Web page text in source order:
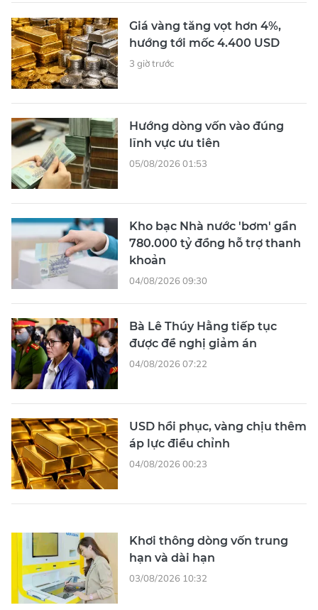
Giá vàng tăng vọt hơn 4%,
hướng tới mốc 4.400 USD
3 giờ trước
Hướng dòng vốn vào đúng
lĩnh vực ưu tiên
05/08/2026 01:53
Kho bạc Nhà nước 'bơm' gần
780.000 tỷ đồng hỗ trợ thanh
khoản
04/08/2026 09:30
Bà Lê Thúy Hằng tiếp tục
được đề nghị giảm án
04/08/2026 07:22
USD hồi phục, vàng chịu thêm
áp lực điều chỉnh
04/08/2026 00:23
Khơi thông dòng vốn trung
hạn và dài hạn
03/08/2026 10:32